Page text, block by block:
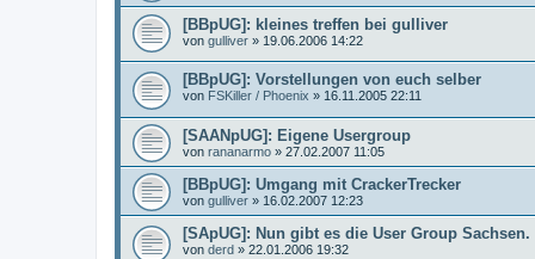
[BBpUG]: kleines treffen bei gulliver
von gulliver » 19.06.2006 14:22
[BBpUG]: Vorstellungen von euch selber
von FSKiller / Phoenix » 16.11.2005 22:11
[SAANpUG]: Eigene Usergroup
von rananarmo » 27.02.2007 11:05
[BBpUG]: Umgang mit CrackerTrecker
von gulliver » 16.02.2007 12:23
[SApUG]: Nun gibt es die User Group Sachsen.
von derd » 22.01.2006 19:32